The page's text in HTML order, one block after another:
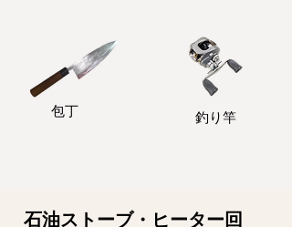
包丁 釣り竿
石油ストーブ・ヒーター回